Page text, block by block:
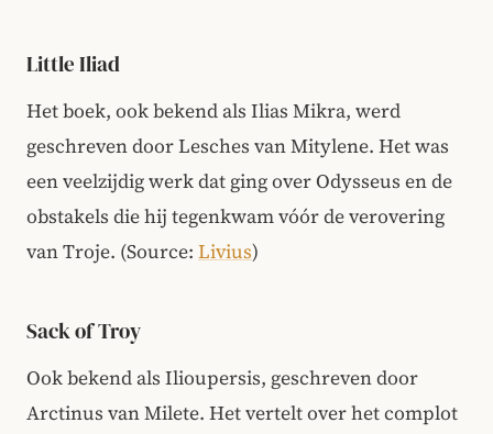
Little Iliad
Het boek, ook bekend als Ilias Mikra, werd
geschreven door Lesches van Mitylene. Het was
een veelzijdig werk dat ging over Odysseus en de
obstakels die hij tegenkwam vóór de verovering
van Troje. (Source: Livius)
Sack of Troy
Ook bekend als Ilioupersis, geschreven door
Arctinus van Milete. Het vertelt over het complot